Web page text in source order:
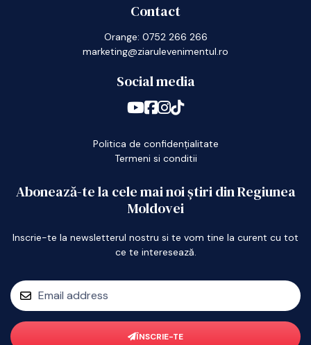
Contact
Orange: 0752 266 266
marketing@ziarulevenimentul.ro
Social media
Politica de confidențialitate
Termeni si conditii
Abonează-te la cele mai noi știri din Regiunea
Moldovei
Inscrie-te la newsletterul nostru si te vom tine la curent cu tot
ce te interesează.
ÎNSCRIE-TE